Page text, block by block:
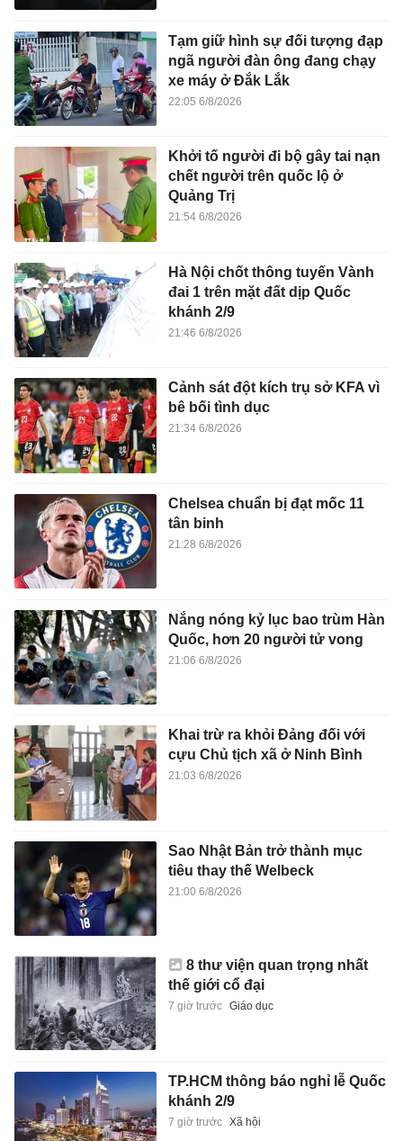
Tạm giữ hình sự đối tượng đạp
ngã người đàn ông đang chạy
xe máy ở Đắk Lắk
22:05 6/8/2026
Khởi tố người đi bộ gây tai nạn
chết người trên quốc lộ ở
Quảng Trị
21:54 6/8/2026
Hà Nội chốt thông tuyến Vành
đai 1 trên mặt đất dịp Quốc
khánh 2/9
21:46 6/8/2026
Cảnh sát đột kích trụ sở KFA vì
bê bối tình dục
21:34 6/8/2026
Chelsea chuẩn bị đạt mốc 11
tân binh
21:28 6/8/2026
Nắng nóng kỷ lục bao trùm Hàn
Quốc, hơn 20 người tử vong
21:06 6/8/2026
Khai trừ ra khỏi Đảng đối với
cựu Chủ tịch xã ở Ninh Bình
21:03 6/8/2026
Sao Nhật Bản trở thành mục
tiêu thay thế Welbeck
21:00 6/8/2026
8 thư viện quan trọng nhất
thế giới cổ đại
7 giờ trước Giáo dục
TP.HCM thông báo nghỉ lễ Quốc
khánh 2/9
7 giờ trước Xã hội